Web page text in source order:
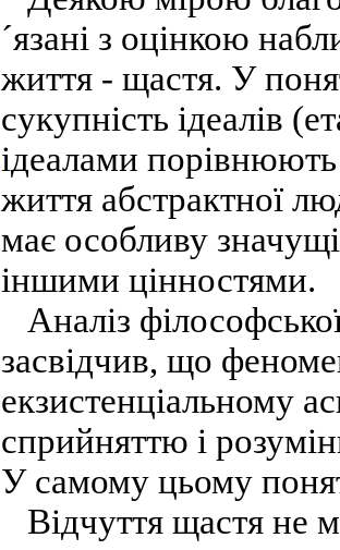
´язані з оцінкою
життя - щастя. У
сукупність ідеалів
ідеалами
життя абстрактної
має особливу
іншими цінностями.
Аналіз
засвідчив, що
екзистенціальному
сприйняттю і
У самому цьому
Відчуття щастя не